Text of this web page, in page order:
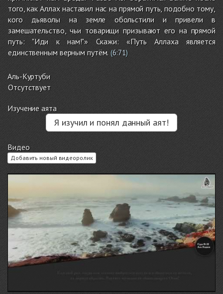
того, как Аллах наставил нас на прямой путь, подобно тому,
кого дьяволы на земле обольстили и привели в
замешательство, чьи товарищи призывают его на прямой
путь: "Иди к нам!"» Скажи: «Путь Аллаха является
единственным верным путём. (6:71)
Аль-Куртуби
Отсутствует
Изучение аята
Я изучил и понял данный аят!
Видео
Добавить новый видеоролик